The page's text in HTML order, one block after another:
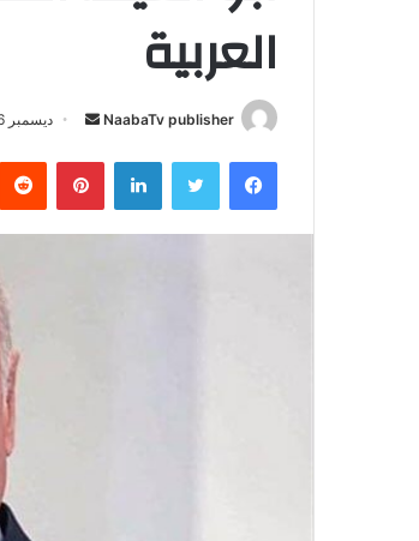
العربية
NaabaTv publisher
س
ب
ديسمبر 6, 2022
فيسبوك لينكدإن بينتيريست